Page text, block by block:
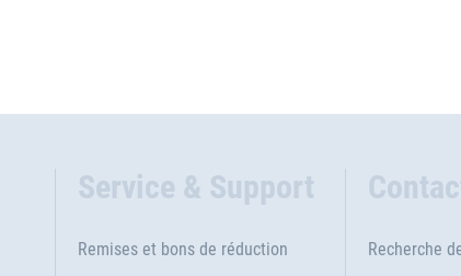
Service & Support
Remises et bons de réduction
Recherche